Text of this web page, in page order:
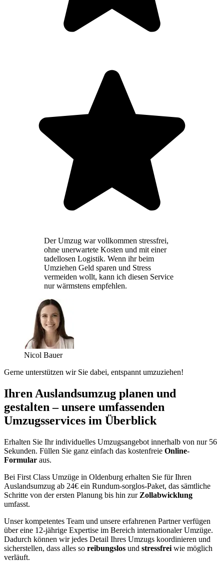
Der Umzug war vollkommen stressfrei,
ohne unerwartete Kosten und mit einer
tadellosen Logistik. Wenn ihr beim
Umziehen Geld sparen und Stress
vermeiden wollt, kann ich diesen Service
nur wärmstens empfehlen.
Nicol Bauer
Gerne unterstützen wir Sie dabei, entspannt umzuziehen!
Ihren Auslandsumzug planen und
gestalten – unsere umfassenden
Umzugsservices im Überblick
Erhalten Sie Ihr individuelles Umzugsangebot innerhalb von nur 56
Sekunden. Füllen Sie ganz einfach das kostenfreie Online-
Formular aus.
Bei First Class Umzüge in Oldenburg erhalten Sie für Ihren
Auslandsumzug ab 24€ ein Rundum-sorglos-Paket, das sämtliche
Schritte von der ersten Planung bis hin zur Zollabwicklung
umfasst.
Unser kompetentes Team und unsere erfahrenen Partner verfügen
über eine 12-jährige Expertise im Bereich internationaler Umzüge.
Dadurch können wir jedes Detail Ihres Umzugs koordinieren und
sicherstellen, dass alles so reibungslos und stressfrei wie möglich
verläuft.